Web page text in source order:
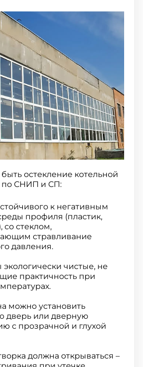
остекление котельной
по СНИП и СП:
к негативным
профиля (пластик,
стеклом,
стравливание
давления.
чистые, не
практичность при
можно установить
дверь или дверную
с прозрачной и глухой
должна открываться –